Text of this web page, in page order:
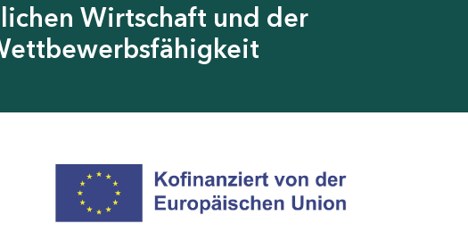
Wirtschaft und der